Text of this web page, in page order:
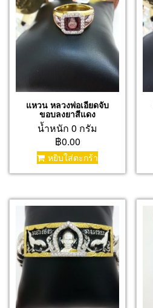
แหวน หลวงพ่อเอียดจับ
ขอบลงยาสีแดง
น้ำหนัก 0 กรัม
฿0.00
หยิบใส่ตะกร้า